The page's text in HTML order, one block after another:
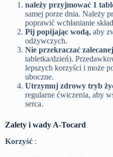
należy przyjmować 1
samej porze dnia. Należy
poprawić wchłanianie
Pij popijając wodą, aby
odżywczych.
Nie przekraczać
tabletka/dzień).
lepszych korzyści i może
uboczne.
Utrzymuj zdrowy tryb
regularne ćwiczenia, aby
serca.
Zalety i wady A-Tocard
Korzyść :